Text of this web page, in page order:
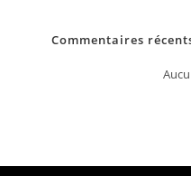
Commentaires